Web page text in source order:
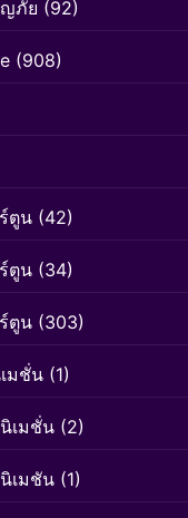
ญภัย (92)
(908)
ตูน (42)
ตูน (34)
ตูน (303)
มชั่น (1)
เมชั่น (2)
เมชัน (1)